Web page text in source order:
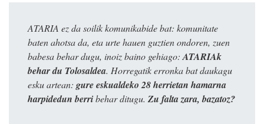
ATARIA ez da soilik komunikabide bat: komunitate
baten ahotsa da, eta urte hauen guztien ondoren, zuen
babesa behar dugu, inoiz baino gehiago: ATARIAk
behar du Tolosaldea. Horregatik erronka bat daukagu
esku artean: gure eskualdeko 28 herrietan hamarna
harpidedun berribehar ditugu. Zu falta zara, bazatoz?